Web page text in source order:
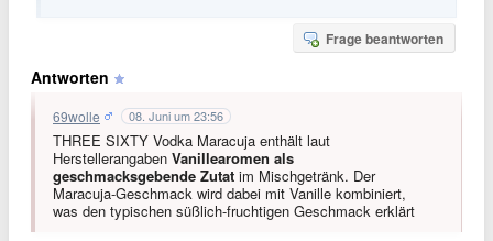
Frage beantworten
Antworten
69wolle 08. Juni um 23:56
THREE SIXTY Vodka Maracuja enthält laut
Herstellerangaben Vanillearomen als
geschmacksgebende Zutat im Mischgetränk. Der
Maracuja-Geschmack wird dabei mit Vanille kombiniert,
was den typischen süßlich-fruchtigen Geschmack erklärt